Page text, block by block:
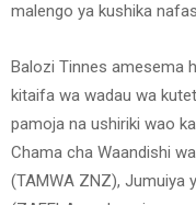
malengo ya kushika
Balozi Tinnes amesema
kitaifa wa wadau wa
pamoja na ushiriki wao
Chama cha Waandishi
(TAMWA ZNZ), Jumuiya